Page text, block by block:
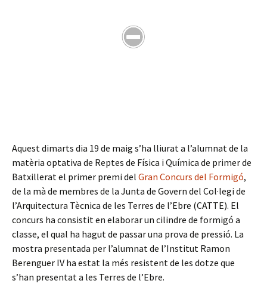
Aquest dimarts dia 19 de maig s’ha lliurat a l’alumnat de la
matèria optativa de Reptes de Física i Química de primer de
Batxillerat el primer premi del Gran Concurs del Formigó,
de la mà de membres de la Junta de Govern del Col·legi de
l’Arquitectura Tècnica de les Terres de l’Ebre (CATTE). El
concurs ha consistit en elaborar un cilindre de formigó a
classe, el qual ha hagut de passar una prova de pressió. La
mostra presentada per l’alumnat de l’Institut Ramon
Berenguer IV ha estat la més resistent de les dotze que
s’han presentat a les Terres de l’Ebre.